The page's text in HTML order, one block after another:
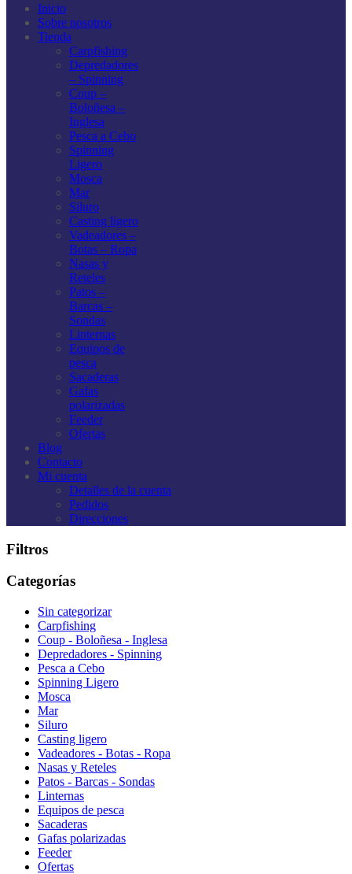
Inicio
Sobre nosotros
Tienda
Carpfishing
Depredadores
– Spinning
Coup –
Boloñesa –
Inglesa
Pesca a Cebo
Spinning
Ligero
Mosca
Mar
Siluro
Casting ligero
Vadeadores –
Botas – Ropa
Nasas y
Reteles
Patos –
Barcas –
Sondas
Linternas
Equipos de
pesca
Sacaderas
Gafas
polarizadas
Feeder
Ofertas
Blog
Contacto
Mi cuenta
Detalles de la cuenta
Pedidos
Direcciones
Filtros
Categorías
Sin categorizar
Carpfishing
Coup - Boloñesa - Inglesa
Depredadores - Spinning
Pesca a Cebo
Spinning Ligero
Mosca
Mar
Siluro
Casting ligero
Vadeadores - Botas - Ropa
Nasas y Reteles
Patos - Barcas - Sondas
Linternas
Equipos de pesca
Sacaderas
Gafas polarizadas
Feeder
Ofertas